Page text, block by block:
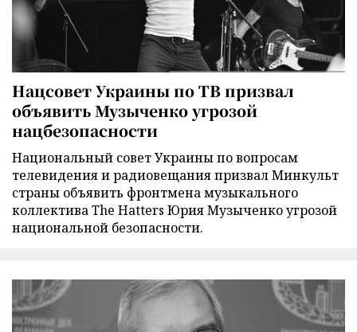
Нацсовет Украины по ТВ призвал
объявить Музыченко угрозой
нацбезопасности
Национальный совет Украины по вопросам
телевидения и радиовещания призвал Минкульт
страны объявить фронтмена музыкального
коллектива The Hatters Юрия Музыченко угрозой
национальной безопасности.